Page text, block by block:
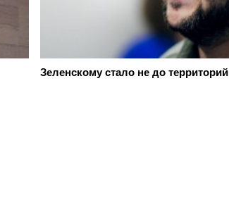
Зеленскому стало не до территорий